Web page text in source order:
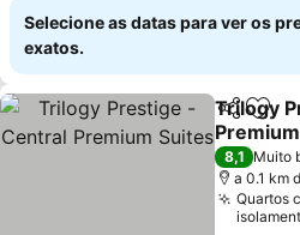
Selecione as datas para ver os
exatos.
Partilhar
Trilogy
Ver
8,1 Muito
a 0.1 km
Quartos